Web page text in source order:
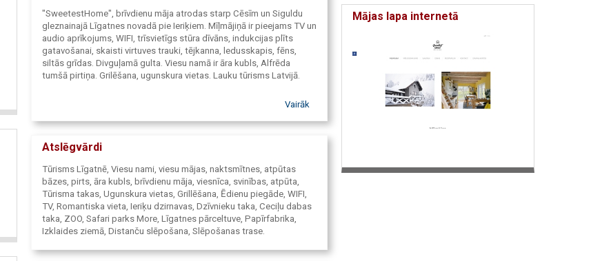
"SweetestHome", brīvdienu māja atrodas starp Cēsīm un Siguldu
gleznainajā Līgatnes novadā pie Ieriķiem. Mīļmājiņā ir pieejams TV un
audio aprīkojums, WIFI, trīsvietīgs stūra dīvāns, indukcijas plīts
gatavošanai, skaisti virtuves trauki, tējkanna, ledusskapis, fēns,
siltās grīdas. Divguļamā gulta. Viesu namā ir āra kubls, Alfrēda
tumšā pirtiņa. Grilēšana, ugunskura vietas. Lauku tūrisms Latvijā.
Vairāk
Atslēgvārdi
Tūrisms Līgatnē, Viesu nami, viesu mājas, naktsmītnes, atpūtas
bāzes, pirts, āra kubls, brīvdienu māja, viesnīca, svinības, atpūta,
Tūrisma takas, Ugunskura vietas, Grillēšana, Ēdienu piegāde, WIFI,
TV, Romantiska vieta, Ieriķu dzirnavas, Dzīvnieku taka, Ceciļu dabas
taka, ZOO, Safari parks More, Līgatnes pārceltuve, Papīrfabrika,
Izklaides ziemā, Distanču slēpošana, Slēpošanas trase.
Mājas lapa internetā